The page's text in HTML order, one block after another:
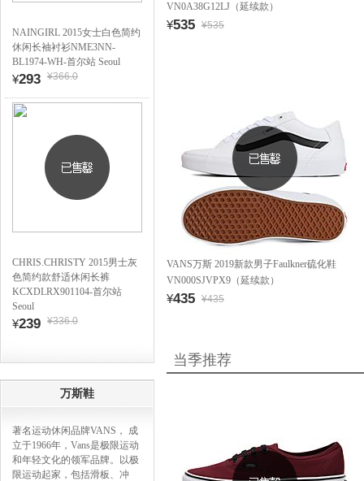
NAINGIRL 2015女士白色简约
休闲长袖衬衫NME3NN-
BL1974-WH-首尔站 Seoul
¥293 ¥366.0
CHRIS.CHRISTY 2015男士灰
色简约款舒适休闲长裤
KCXDLRX901104-首尔站
Seoul
¥239 ¥336.0
万斯鞋
著名运动休闲品牌VANS， 成
立于1966年，Vans是极限运动
和年轻文化的领军品牌。以极
限运动起家，包括滑板、冲
VN0A38G12LJ（延续款）
¥535 ¥535
VANS万斯 2019新款男子Faulkner硫化鞋
VN000SJVPX9（延续款）
¥435 ¥435
当季推荐